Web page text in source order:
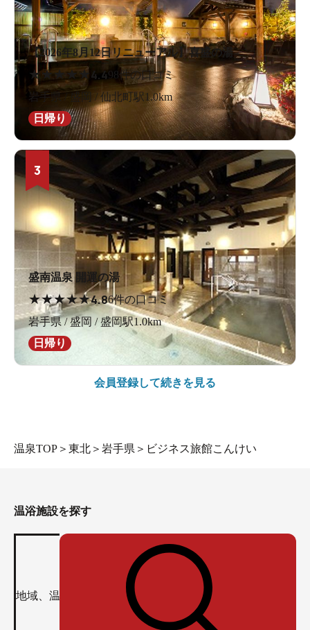
【2026年8月12日リニューアル】喜盛の湯
★★★ ★★ 4.498件の口コミ
岩手県 / 盛岡 / 仙北町駅1.0km
日帰り
3
盛南温泉 開運の湯
★★★★★4.86件の口コミ
岩手県 / 盛岡 / 盛岡駅1.0km
日帰り
会員登録して続きを見る
温泉TOP ＞ 東北 ＞ 岩手県 ＞ ビジネス旅館こんけい
温浴施設を探す